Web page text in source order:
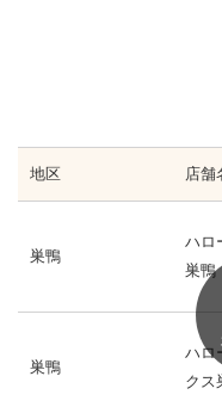
地区 店舗
巣鴨
ハロ
巣鴨
巣鴨
ハロ
クス